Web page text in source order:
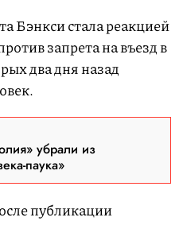
Бэнкси стала реакцией
запрета на въезд в
два дня назад
убрали из
паука»
публикации